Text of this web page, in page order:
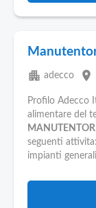
apartment adecco place
Profilo Adecco
alimentare del
seguenti
impianti